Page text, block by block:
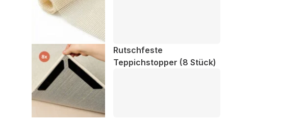
Rutschfeste
Teppichstopper (8 Stück)